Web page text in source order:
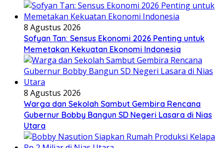
8 Agustus 2026
Sofyan Tan: Sensus Ekonomi 2026 Penting untuk
Memetakan Kekuatan Ekonomi Indonesia
8 Agustus 2026
Warga dan Sekolah Sambut Gembira Rencana
Gubernur Bobby Bangun SD Negeri Lasara di Nias
Utara